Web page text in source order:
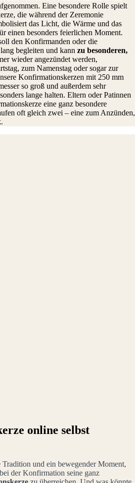
Eine besondere Rolle spielt
die während der Zeremonie
das Licht, die Wärme und das
einen besonders feierlichen Moment.
den Konfirmanden oder die
begleiten und kann zu besonderen,
wieder angezündet werden,
zum Namenstag oder sogar zur
Konfirmationskerzen mit 250 mm
so groß und außerdem sehr
lange halten. Eltern oder Patinnen
eine ganz besondere
oft gleich zwei – eine zum Anzünden,
online selbst
Tradition und ein bewegender Moment,
der Konfirmation seine ganz